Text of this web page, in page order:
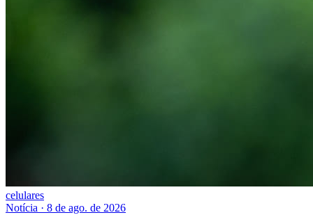
celulares
Notícia · 8 de ago. de 2026